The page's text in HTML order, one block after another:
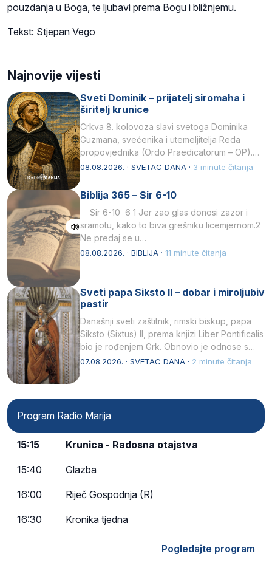
pouzdanja u Boga, te ljubavi prema Bogu i bližnjemu.
Tekst: Stjepan Vego
Najnovije vijesti
Sveti Dominik – prijatelj siromaha i
širitelj krunice
Crkva 8. kolovoza slavi svetoga Dominika
Guzmana, svećenika i utemeljitelja Reda
propovjednika (Ordo Praedicatorum – OP).
Svojim životom, dubokom ljubavlju prema
08.08.2026. · SVETAC DANA · 3 minute čitanja
Biblija 365 – Sir 6-10
Sir 6-10 6 1 Jer zao glas donosi zazor i
sramotu, kako to biva grešniku licemjernom.2
Ne predaj se u…
08.08.2026. · BIBLIJA · 11 minute čitanja
Sveti papa Siksto II – dobar i miroljubiv
pastir
Današnji sveti zaštitnik, rimski biskup, papa
Siksto (Sixtus) II, prema knjizi Liber Pontificalis
bio je rođenjem Grk. Obnovio je odnose s
afričkim…
07.08.2026. · SVETAC DANA · 2 minute čitanja
Program Radio Marija
15:15 Krunica - Radosna otajstva
15:40 Glazba
16:00 Riječ Gospodnja (R)
16:30 Kronika tjedna
Pogledajte program